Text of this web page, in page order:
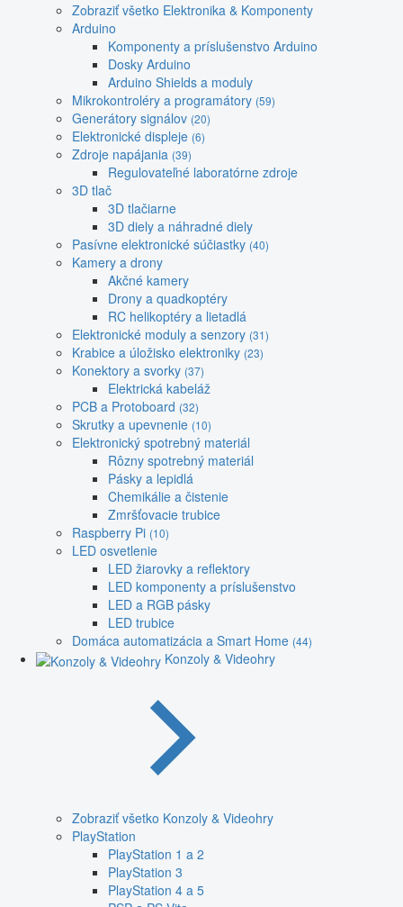
Zobraziť všetko Elektronika & Komponenty
Arduino
Komponenty a príslušenstvo Arduino
Dosky Arduino
Arduino Shields a moduly
Mikrokontroléry a programátory (59)
Generátory signálov (20)
Elektronické displeje (6)
Zdroje napájania (39)
Regulovateľné laboratórne zdroje
3D tlač
3D tlačiarne
3D diely a náhradné diely
Pasívne elektronické súčiastky (40)
Kamery a drony
Akčné kamery
Drony a quadkoptéry
RC helikoptéry a lietadlá
Elektronické moduly a senzory (31)
Krabice a úložisko elektroniky (23)
Konektory a svorky (37)
Elektrická kabeláž
PCB a Protoboard (32)
Skrutky a upevnenie (10)
Elektronický spotrebný materiál
Rôzny spotrebný materiál
Pásky a lepidlá
Chemikálie a čistenie
Zmršťovacie trubice
Raspberry Pi (10)
LED osvetlenie
LED žiarovky a reflektory
LED komponenty a príslušenstvo
LED a RGB pásky
LED trubice
Domáca automatizácia a Smart Home (44)
Konzoly & Videohry
Zobraziť všetko Konzoly & Videohry
PlayStation
PlayStation 1 a 2
PlayStation 3
PlayStation 4 a 5